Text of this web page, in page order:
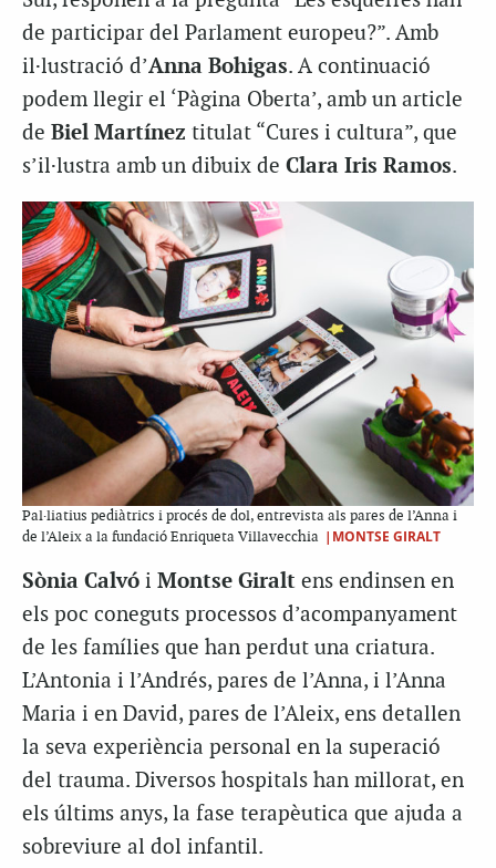
de participar del Parlament europeu?”. Amb
il·lustració d’Anna Bohigas. A continuació
podem llegir el ‘Pàgina Oberta’, amb un article
de Biel Martínez titulat “Cures i cultura”, que
s’il·lustra amb un dibuix de Clara Iris Ramos.
Pal·liatius pediàtrics i procés de dol, entrevista als pares de l’Anna i
de l’Aleix a la fundació Enriqueta Villavecchia |MONTSE GIRALT
Sònia Calvó i Montse Giralt ens endinsen en
els poc coneguts processos d’acompanyament
de les famílies que han perdut una criatura.
L’Antonia i l’Andrés, pares de l’Anna, i l’Anna
Maria i en David, pares de l’Aleix, ens detallen
la seva experiència personal en la superació
del trauma. Diversos hospitals han millorat, en
els últims anys, la fase terapèutica que ajuda a
sobreviure al dol infantil.